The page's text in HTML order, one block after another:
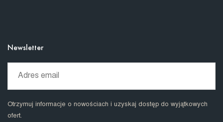
Newsletter
Otrzymuj informacje o nowościach i uzyskaj dostęp do wyjątkowych
ofert.